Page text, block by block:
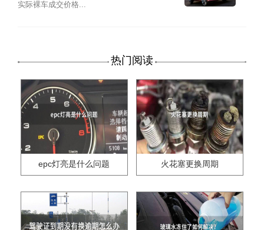
实际裸车成交价格...
热门阅读
epc灯亮是什么问题 火花塞更换周期